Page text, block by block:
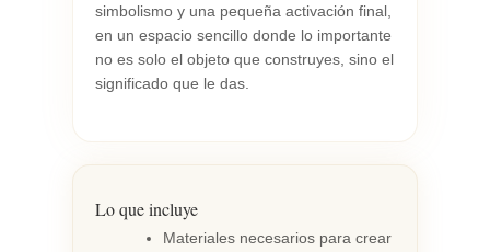
simbolismo y una pequeña activación final,
en un espacio sencillo donde lo importante
no es solo el objeto que construyes, sino el
significado que le das.
Lo que incluye
Materiales necesarios para crear